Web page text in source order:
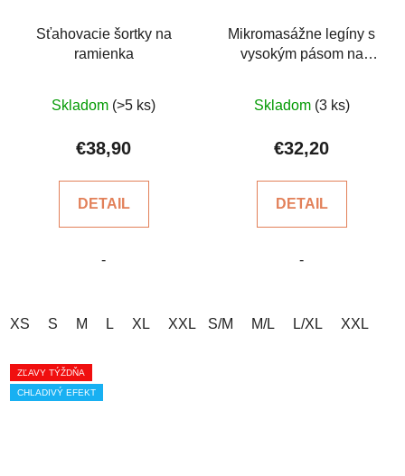
Sťahovacie šortky na
ramienka
hodnotenie
produktu
z
hviezdičiek.
Skladom (>5 ks)
€38,90
DETAIL
-
XS S M L XL XXL
Mikromasážne legíny s
vysokým pásom na
hodnotenie
produktu
z
hviezdičiek.
Skladom (3 ks)
€32,20
DETAIL
-
S/M M/L L/XL XXL
ZĽAVY TÝŽDŇA
CHLADIVÝ EFEKT